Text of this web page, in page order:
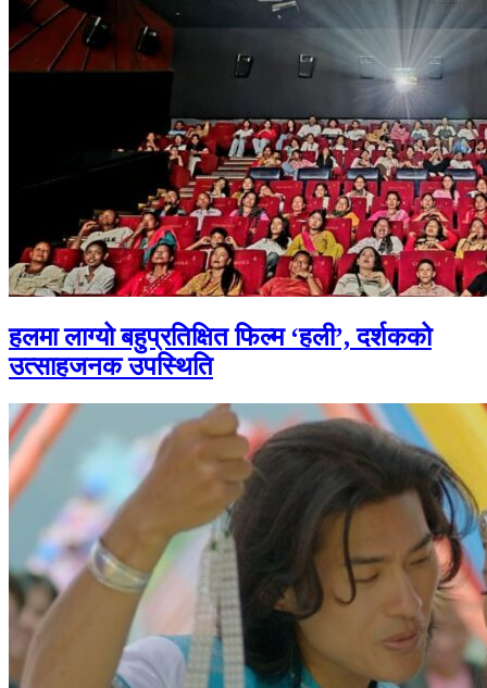
हलमा लाग्यो बहुप्रतिक्षित फिल्म ‘हली’, दर्शकको
उत्साहजनक उपस्थिति